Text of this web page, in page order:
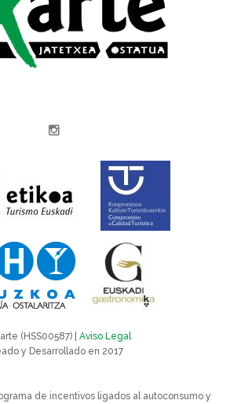
Instagram
(HSS00587) | Aviso Legal
y Desarrollado en 2017
de incentivos ligados al autoconsumo y